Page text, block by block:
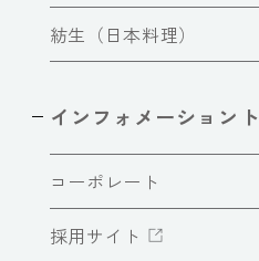
紡生（日本料理）
インフォメーショント
コーポレート
採用サイト